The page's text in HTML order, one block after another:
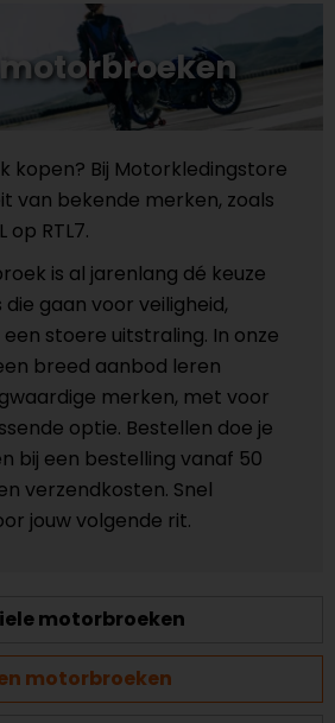
motorbroeken
kopen? Bij Motorkledingstore
van bekende merken, zoals
op RTL7.
is al jarenlang dé keuze
gaan voor veiligheid,
stoere uitstraling. In onze
breed aanbod leren
merken, met voor
optie. Bestellen doe je
bij een bestelling vanaf 50
verzendkosten. Snel
jouw volgende rit.
motorbroeken
motorbroeken